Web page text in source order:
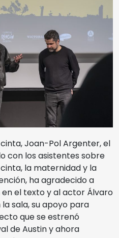
Joan-Pol Argenter, el
con los asistentes sobre
la maternidad y la
ha agradecido a
el texto y al actor Álvaro
sala, su apoyo para
que se estrenó
de Austin y ahora